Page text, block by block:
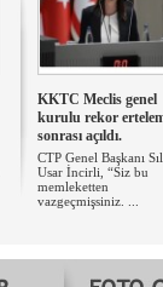
KKTC Meclis genel
kurulu rekor
sonrası açıldı.
CTP Genel Başkanı
Usar İncirli, “Siz bu
memleketten
vazgeçmişsiniz. ...